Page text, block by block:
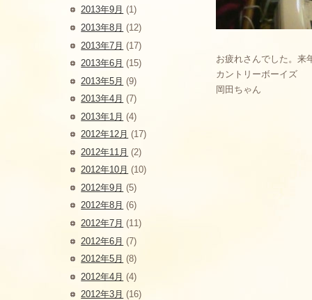
お疲れさんでした。来
カントリーボーイズ
岡田ちゃん
2013年9月 (1)
2013年8月 (12)
2013年7月 (17)
2013年6月 (15)
2013年5月 (9)
2013年4月 (7)
2013年1月 (4)
2012年12月 (17)
2012年11月 (2)
2012年10月 (10)
2012年9月 (5)
2012年8月 (6)
2012年7月 (11)
2012年6月 (7)
2012年5月 (8)
2012年4月 (4)
2012年3月 (16)